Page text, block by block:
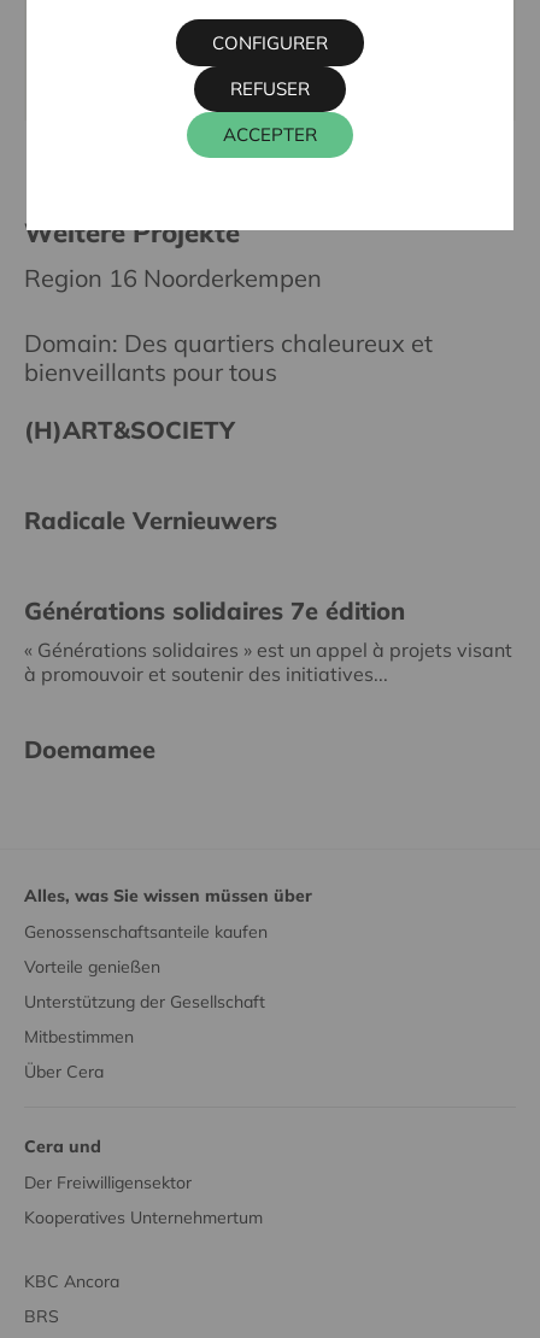
KRISTIEN MARTENS
016 27 96 58
kristien.martens@cera.coop
Weitere Projekte
Region 16 Noorderkempen
Domain: Des quartiers chaleureux et
bienveillants pour tous
(H)ART&SOCIETY
Radicale Vernieuwers
Générations solidaires 7e édition
« Générations solidaires » est un appel à projets visant
à promouvoir et soutenir des initiatives...
Doemamee
Alles, was Sie wissen müssen über
Genossenschaftsanteile kaufen
Vorteile genießen
Unterstützung der Gesellschaft
Mitbestimmen
Über Cera
Cera und
Der Freiwilligensektor
Kooperatives Unternehmertum
KBC Ancora
BRS
ACCEPTER
REFUSER
CONFIGURER